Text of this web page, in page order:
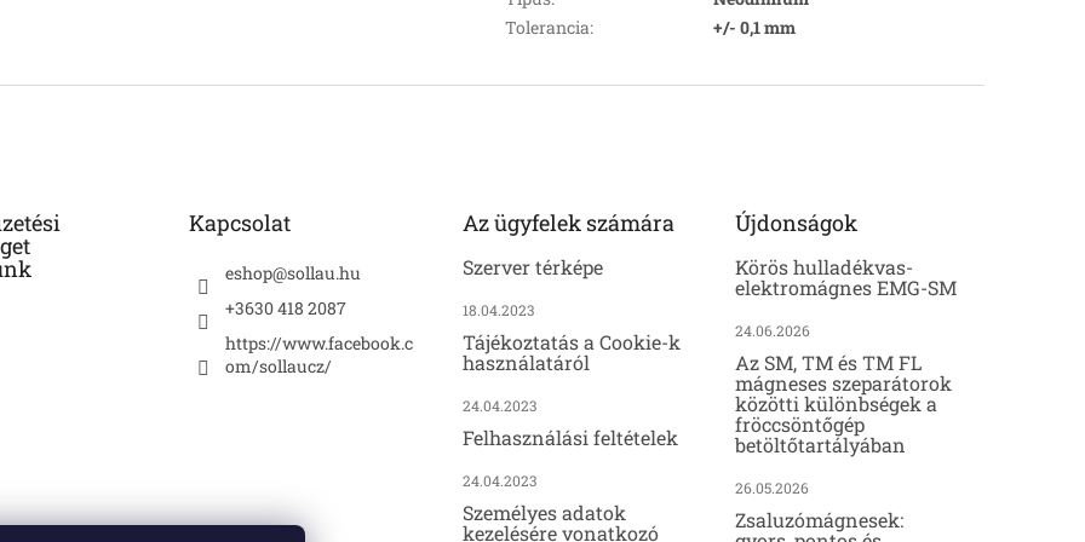
Tolerancia: +/- 0,1 mm
Kapcsolat
eshop@sollau.hu
+3630 418 2087
https://www.facebook.c
om/sollaucz/
Az ügyfelek számára
Szerver térképe
18.04.2023
Tájékoztatás a Cookie-k
használatáról
24.04.2023
Felhasználási feltételek
24.04.2023
Személyes adatok
kezelésére vonatkozó
Újdonságok
Körös hulladékvas-
elektromágnes EMG-SM
24.06.2026
Az SM, TM és TM FL
mágneses szeparátorok
közötti különbségek a
fröccsöntőgép
betöltőtartályában
26.05.2026
Zsaluzómágnesek: